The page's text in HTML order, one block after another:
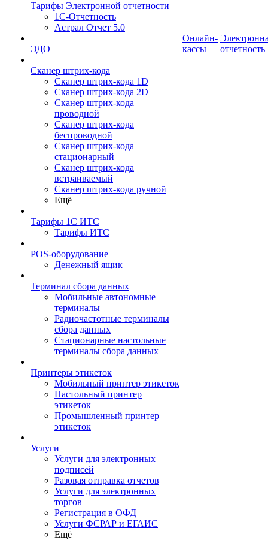
Тарифы Электронной отчетности
1С-Отчетность
Астрал Отчет 5.0
ЭДО
Сканер штрих-кода
Сканер штрих-кода 1D
Сканер штрих-кода 2D
Сканер штрих-кода
проводной
Сканер штрих-кода
беспроводной
Сканер штрих-кода
стационарный
Сканер штрих-кода
встраиваемый
Сканер штрих-кода ручной
Ещё
Тарифы 1С ИТС
Тарифы ИТС
POS-оборудование
Денежный ящик
Терминал сбора данных
Мобильные автономные
терминалы
Радиочастотные терминалы
сбора данных
Стационарные настольные
терминалы сбора данных
Принтеры этикеток
Мобильный принтер этикеток
Настольный принтер
этикеток
Промышленный принтер
этикеток
Услуги
Услуги для электронных
подписей
Разовая отправка отчетов
Услуги для электронных
торгов
Регистрация в ОФД
Услуги ФСРАР и ЕГАИС
Ещё
Онлайн-
кассы
отчетность